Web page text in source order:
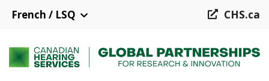
principal
French / LSQ CHS.ca